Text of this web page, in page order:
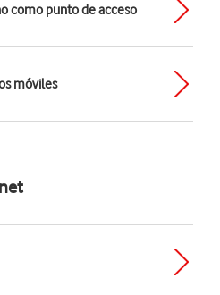
como punto de acceso
móviles